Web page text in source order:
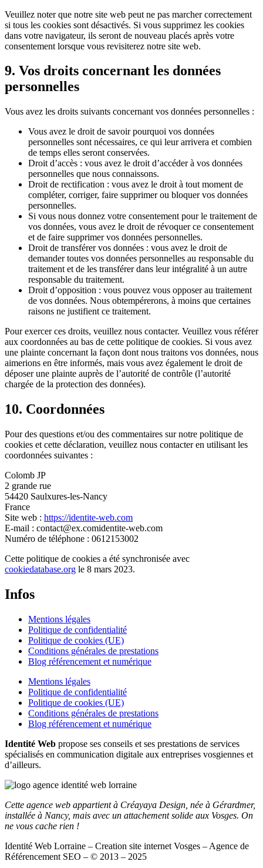
Veuillez noter que notre site web peut ne pas marcher correctement
si tous les cookies sont désactivés. Si vous supprimez les cookies
dans votre navigateur, ils seront de nouveau placés après votre
consentement lorsque vous revisiterez notre site web.
9. Vos droits concernant les données
personnelles
Vous avez les droits suivants concernant vos données personnelles :
Vous avez le droit de savoir pourquoi vos données
personnelles sont nécessaires, ce qui leur arrivera et combien
de temps elles seront conservées.
Droit d’accès : vous avez le droit d’accéder à vos données
personnelles que nous connaissons.
Droit de rectification : vous avez le droit à tout moment de
compléter, corriger, faire supprimer ou bloquer vos données
personnelles.
Si vous nous donnez votre consentement pour le traitement de
vos données, vous avez le droit de révoquer ce consentement
et de faire supprimer vos données personnelles.
Droit de transférer vos données : vous avez le droit de
demander toutes vos données personnelles au responsable du
traitement et de les transférer dans leur intégralité à un autre
responsable du traitement.
Droit d’opposition : vous pouvez vous opposer au traitement
de vos données. Nous obtempérerons, à moins que certaines
raisons ne justifient ce traitement.
Pour exercer ces droits, veuillez nous contacter. Veuillez vous référer
aux coordonnées au bas de cette politique de cookies. Si vous avez
une plainte concernant la façon dont nous traitons vos données, nous
aimerions en être informés, mais vous avez également le droit de
déposer une plainte auprès de l’autorité de contrôle (l’autorité
chargée de la protection des données).
10. Coordonnées
Pour des questions et/ou des commentaires sur notre politique de
cookies et cette déclaration, veuillez nous contacter en utilisant les
coordonnées suivantes :
Colomb JP
2 grande rue
54420 Saulxures-les-Nancy
France
Site web : https://identite-web.com
E-mail : contact@ex.comidentite-web.com
Numéro de téléphone : 0612153002
Cette politique de cookies a été synchronisée avec
cookiedatabase.org le 8 mars 2023.
Infos
Mentions légales
Politique de confidentialité
Politique de cookies (UE)
Conditions générales de prestations
Blog référencement et numérique
Mentions légales
Politique de confidentialité
Politique de cookies (UE)
Conditions générales de prestations
Blog référencement et numérique
Identité Web propose ses conseils et ses prestations de services
spécialisés en communication digitale aux entreprises vosgiennes et
d’ailleurs.
Cette agence web appartient à Créayaya Design, née à Gérardmer,
installée à Nancy, mais avec un attachement solide aux Vosges. On
ne vous cache rien !
Identité Web Lorraine – Creation site internet Vosges – Agence de
Référencement SEO – © 2013 – 2025